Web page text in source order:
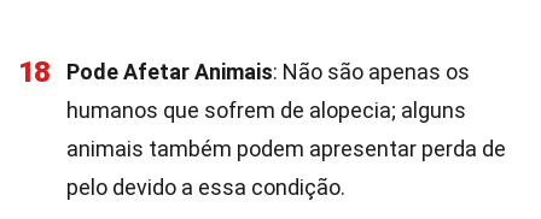
18 Pode Afetar Animais: Não são apenas os
humanos que sofrem de alopecia; alguns
animais também podem apresentar perda de
pelo devido a essa condição.